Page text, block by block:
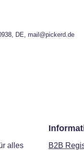
DE, mail@pickerd.de
alles
B2B